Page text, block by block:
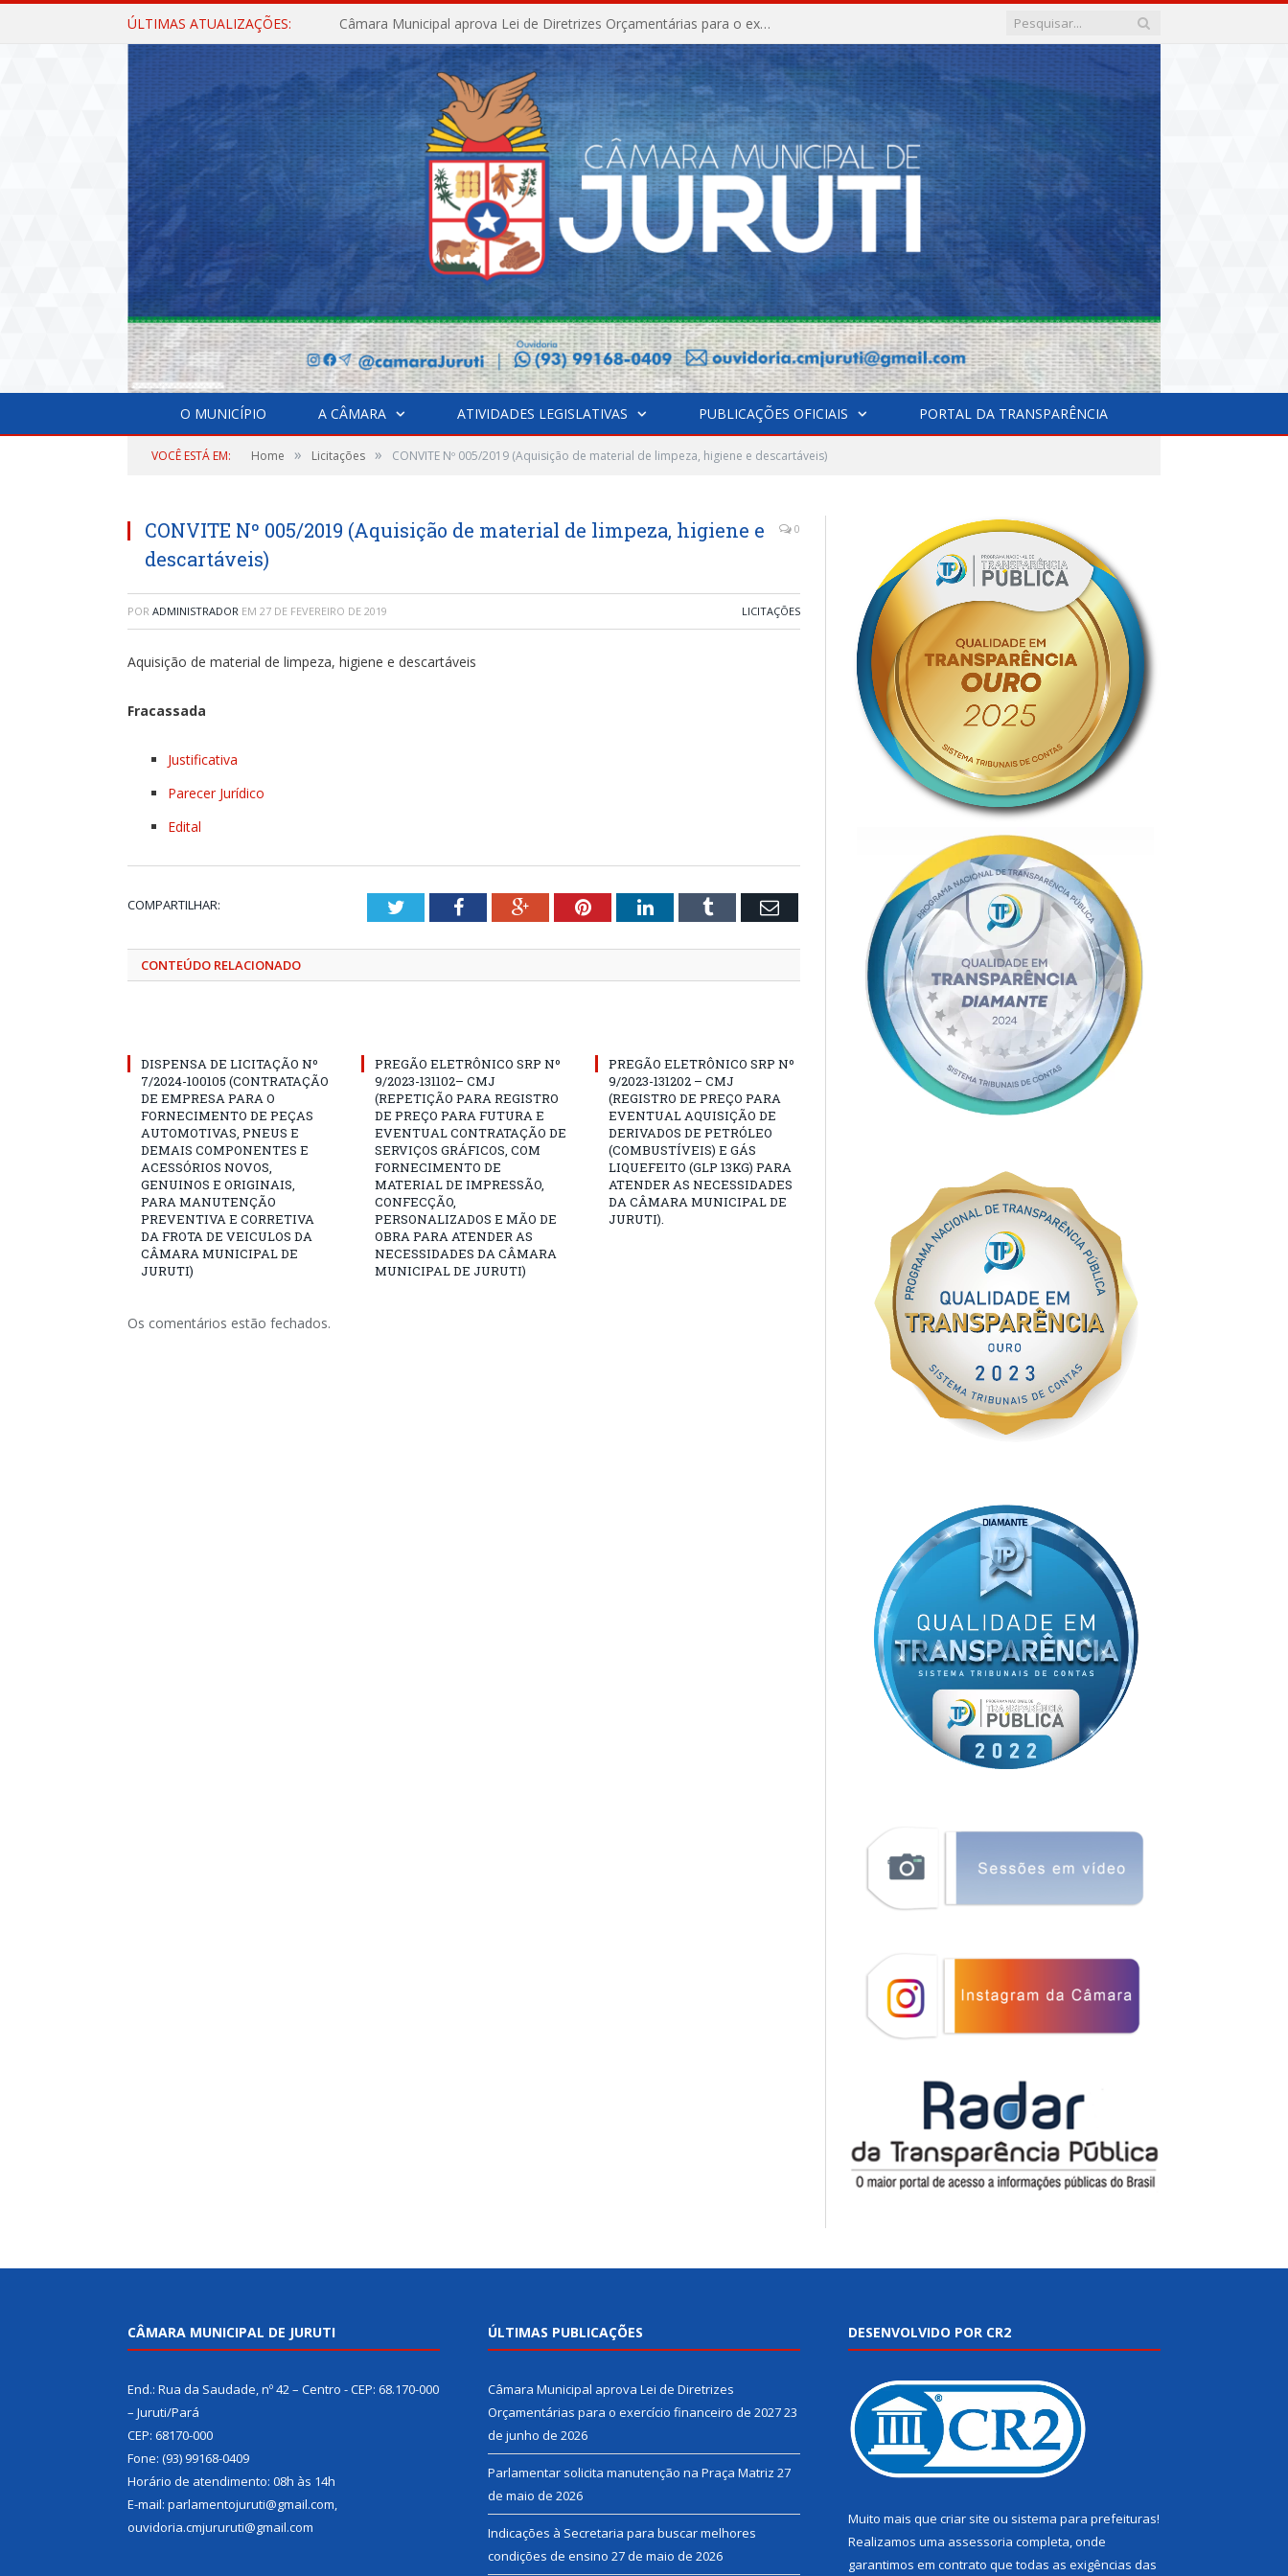
ÚLTIMAS ATUALIZAÇÕES: Câmara Municipal aprova Lei de Diretrizes Orçamentárias para o exercício financeiro de 2027
O MUNICÍPIO A CÂMARA ATIVIDADES LEGISLATIVAS PUBLICAÇÕES OFICIAIS PORTAL DA TRANSPARÊNCIA
VOCÊ ESTÁ EM: Home » Licitações » CONVITE Nº 005/2019 (Aquisição de material de limpeza, higiene e descartáveis)
CONVITE Nº 005/2019 (Aquisição de material de limpeza, higiene e
descartáveis)
0
POR ADMINISTRADOR EM 27 DE FEVEREIRO DE 2019 LICITAÇÕES
Aquisição de material de limpeza, higiene e descartáveis
Fracassada
Justificativa
Parecer Jurídico
Edital
COMPARTILHAR: TwitterFacebookGoogle+PinterestLinkedInTumblr Email
CONTEÚDO RELACIONADO
DISPENSA DE LICITAÇÃO Nº
7/2024-100105 (CONTRATAÇÃO
DE EMPRESA PARA O
FORNECIMENTO DE PEÇAS
AUTOMOTIVAS, PNEUS E
DEMAIS COMPONENTES E
ACESSÓRIOS NOVOS,
GENUINOS E ORIGINAIS,
PARA MANUTENÇÃO
PREVENTIVA E CORRETIVA
DA FROTA DE VEICULOS DA
CÂMARA MUNICIPAL DE
JURUTI)
PREGÃO ELETRÔNICO SRP Nº
9/2023-131102– CMJ
(REPETIÇÃO PARA REGISTRO
DE PREÇO PARA FUTURA E
EVENTUAL CONTRATAÇÃO DE
SERVIÇOS GRÁFICOS, COM
FORNECIMENTO DE
MATERIAL DE IMPRESSÃO,
CONFECÇÃO,
PERSONALIZADOS E MÃO DE
OBRA PARA ATENDER AS
NECESSIDADES DA CÂMARA
MUNICIPAL DE JURUTI)
PREGÃO ELETRÔNICO SRP Nº
9/2023-131202 – CMJ
(REGISTRO DE PREÇO PARA
EVENTUAL AQUISIÇÃO DE
DERIVADOS DE PETRÓLEO
(COMBUSTÍVEIS) E GÁS
LIQUEFEITO (GLP 13KG) PARA
ATENDER AS NECESSIDADES
DA CÂMARA MUNICIPAL DE
JURUTI).
Os comentários estão fechados.
CÂMARA MUNICIPAL DE JURUTI
End.: Rua da Saudade, nº 42 – Centro - CEP: 68.170-000
– Juruti/Pará
CEP: 68170-000
Fone: (93) 99168-0409
Horário de atendimento: 08h às 14h
E-mail: parlamentojuruti@gmail.com,
ouvidoria.cmjururuti@gmail.com
ÚLTIMAS PUBLICAÇÕES
Câmara Municipal aprova Lei de Diretrizes
Orçamentárias para o exercício financeiro de 202723
de junho de 2026
Parlamentar solicita manutenção na Praça Matriz 27
de maio de 2026
Indicações à Secretaria para buscar melhores
condições de ensino 27 de maio de 2026
DESENVOLVIDO POR CR2
Muito mais que criar site ou sistema para prefeituras!
Realizamos uma assessoria completa, onde
garantimos em contrato que todas as exigências das